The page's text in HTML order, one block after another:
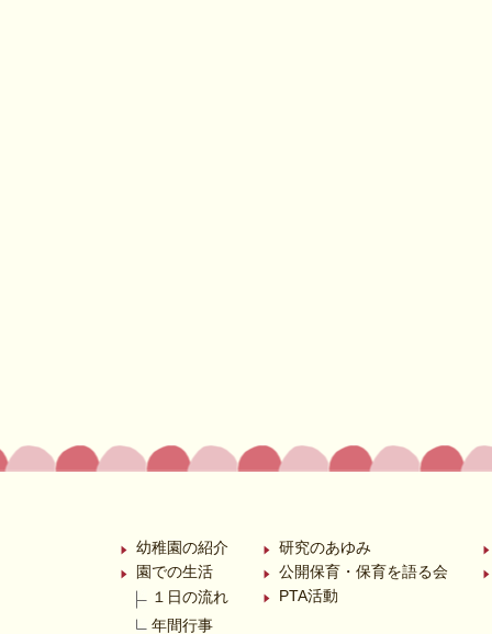
幼稚園の紹介
園での生活
１日の流れ
年間行事
研究のあゆみ
公開保育・保育を語る会
PTA活動